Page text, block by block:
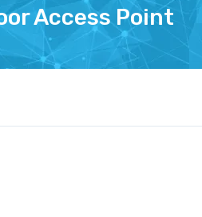
Access Point